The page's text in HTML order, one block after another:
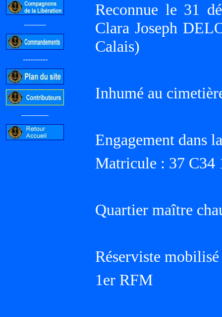
---------
----------
-----------
Reconnue le 31
Clara Joseph
Calais)
Inhumé au
Engagement dans
Matricule : 37 C34
Quartier maître
Réserviste
1er RFM